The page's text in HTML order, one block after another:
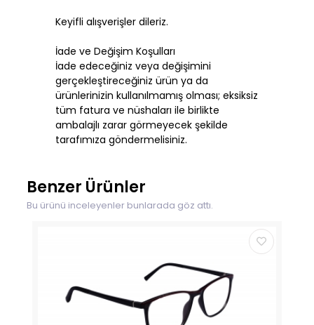
Keyifli alışverişler dileriz.
İade ve Değişim Koşulları
İade edeceğiniz veya değişimini
gerçekleştireceğiniz ürün ya da
ürünlerinizin kullanılmamış olması; eksiksiz
tüm fatura ve nüshaları ile birlikte
ambalajlı zarar görmeyecek şekilde
tarafımıza göndermelisiniz.
Benzer Ürünler
Bu ürünü inceleyenler bunlarada göz attı.